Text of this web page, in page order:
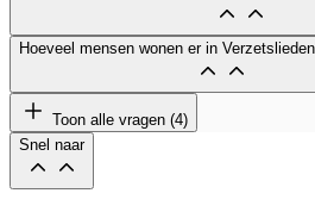
Hoeveel mensen wonen er in
Toon alle vragen (4)
Snel naar